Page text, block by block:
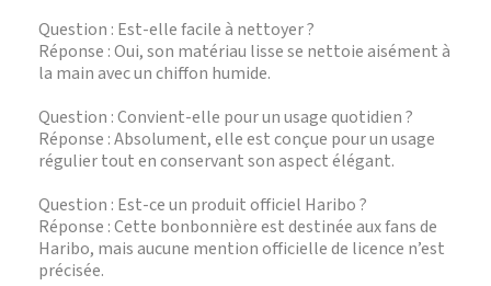
Question : Est-elle facile à nettoyer ?
Réponse : Oui, son matériau lisse se nettoie aisément à
la main avec un chiffon humide.
Question : Convient-elle pour un usage quotidien ?
Réponse : Absolument, elle est conçue pour un usage
régulier tout en conservant son aspect élégant.
Question : Est-ce un produit officiel Haribo ?
Réponse : Cette bonbonnière est destinée aux fans de
Haribo, mais aucune mention officielle de licence n’est
précisée.